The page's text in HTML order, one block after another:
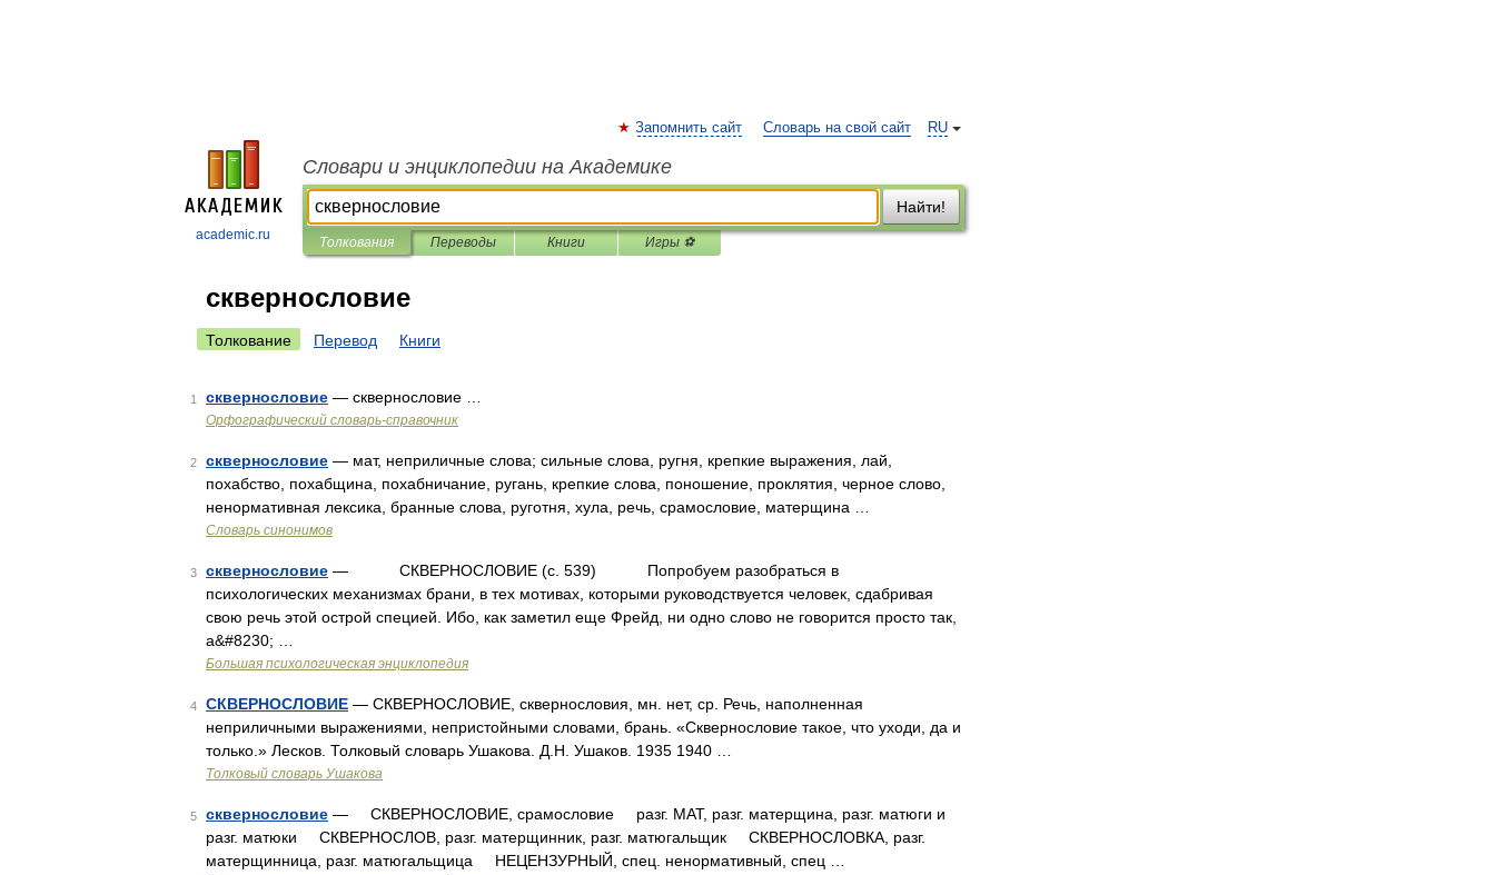
academic.ru
RU
Запомнить сайт Словарь на свой сайт
Словари и энциклопедии на Академике
Найти!
Толкования Переводы Книги Игры ⚽
сквернословие
Толкование Перевод Книги
1 сквернословие — сквернословие …
Орфографический словарь-справочник
2 сквернословие — мат, неприличные слова; сильные слова, ругня, крепкие выражения, лай,
похабство, похабщина, похабничание, ругань, крепкие слова, поношение, проклятия, черное слово,
ненормативная лексика, бранные слова, руготня, хула, речь, срамословие, матерщина …
Словарь синонимов
3 сквернословие — СКВЕРНОСЛОВИЕ (с. 539) Попробуем разобраться в
психологических механизмах брани, в тех мотивах, которыми руководствуется человек, сдабривая
свою речь этой острой специей. Ибо, как заметил еще Фрейд, ни одно слово не говорится просто так,
а&#8230; …
Большая психологическая энциклопедия
4 СКВЕРНОСЛОВИЕ — СКВЕРНОСЛОВИЕ, сквернословия, мн. нет, ср. Речь, наполненная
неприличными выражениями, непристойными словами, брань. «Сквернословие такое, что уходи, да и
только.» Лесков. Толковый словарь Ушакова. Д.Н. Ушаков. 1935 1940 …
Толковый словарь Ушакова
5 сквернословие — СКВЕРНОСЛОВИЕ, срамословие разг. МАТ, разг. матерщина, разг. матюги и
разг. матюки СКВЕРНОСЛОВ, разг. матерщинник, разг. матюгальщик СКВЕРНОСЛОВКА, разг.
матерщинница, разг. матюгальщица НЕЦЕНЗУРНЫЙ, спец. ненормативный, спец …